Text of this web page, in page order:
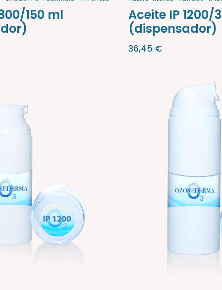
150 ml
Aceite IP 1200/
(dispensador)
36,45 €